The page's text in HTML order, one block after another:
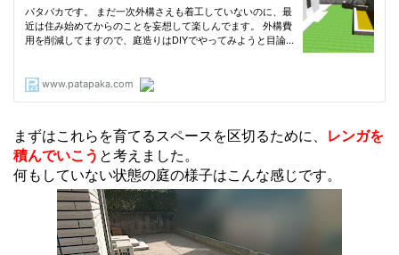
まずはこれらを育てるスペースを区切るために、
レンガを
積んでいこう と考えました。
何もしていない状態の庭の様子はこんな感じです。